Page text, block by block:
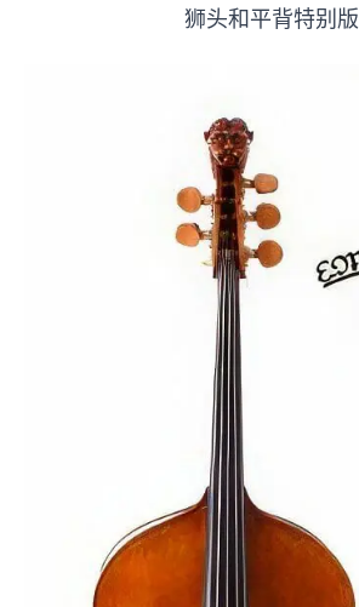
狮头和平背特别版